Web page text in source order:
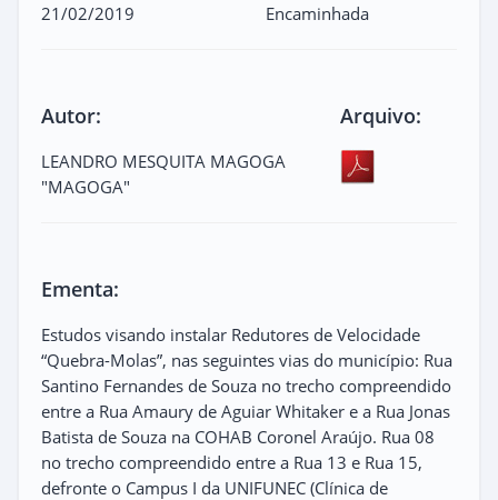
21/02/2019 Encaminhada
Autor:
LEANDRO MESQUITA MAGOGA
"MAGOGA"
Arquivo:
Ementa:
Estudos visando instalar Redutores de Velocidade
“Quebra-Molas”, nas seguintes vias do município: Rua
Santino Fernandes de Souza no trecho compreendido
entre a Rua Amaury de Aguiar Whitaker e a Rua Jonas
Batista de Souza na COHAB Coronel Araújo. Rua 08
no trecho compreendido entre a Rua 13 e Rua 15,
defronte o Campus I da UNIFUNEC (Clínica de